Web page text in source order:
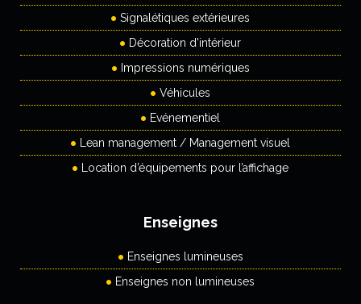
Signalétiques extérieures
Décoration d'intérieur
Impressions numériques
Véhicules
Evénementiel
Lean management / Management visuel
Location d’équipements pour l’affichage
Enseignes
Enseignes lumineuses
Enseignes non lumineuses